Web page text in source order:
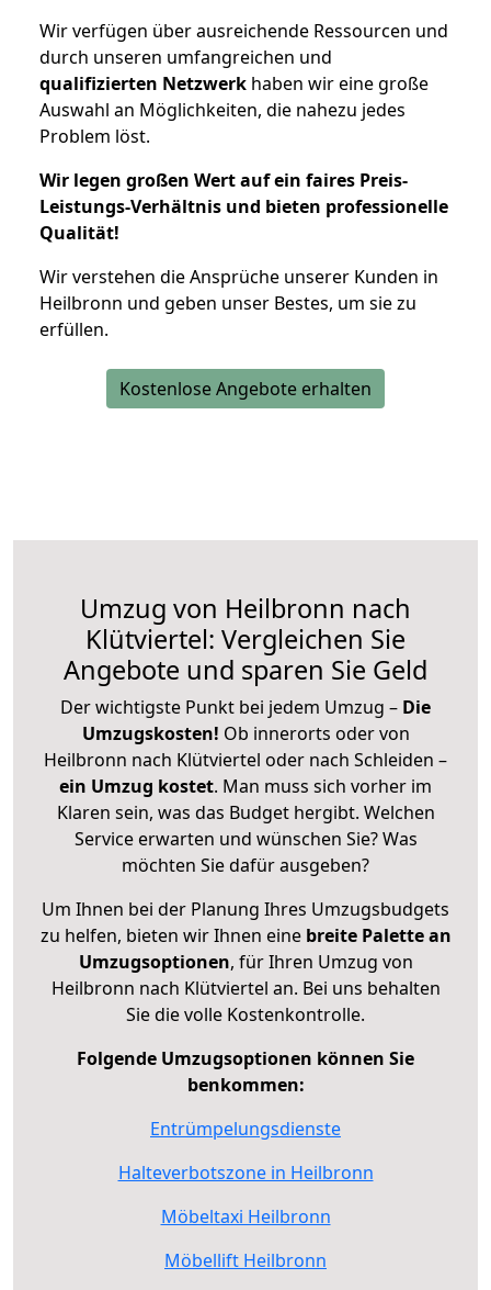
Wir verfügen über ausreichende Ressourcen und
durch unseren umfangreichen und
qualifizierten Netzwerk haben wir eine große
Auswahl an Möglichkeiten, die nahezu jedes
Problem löst.
Wir legen großen Wert auf ein faires Preis-
Leistungs-Verhältnis und bieten professionelle
Qualität!
Wir verstehen die Ansprüche unserer Kunden in
Heilbronn und geben unser Bestes, um sie zu
erfüllen.
Kostenlose Angebote erhalten
Umzug von Heilbronn nach
Klütviertel: Vergleichen Sie
Angebote und sparen Sie Geld
Der wichtigste Punkt bei jedem Umzug – Die
Umzugskosten! Ob innerorts oder von
Heilbronn nach Klütviertel oder nach Schleiden –
ein Umzug kostet. Man muss sich vorher im
Klaren sein, was das Budget hergibt. Welchen
Service erwarten und wünschen Sie? Was
möchten Sie dafür ausgeben?
Um Ihnen bei der Planung Ihres Umzugsbudgets
zu helfen, bieten wir Ihnen eine breite Palette an
Umzugsoptionen, für Ihren Umzug von
Heilbronn nach Klütviertel an. Bei uns behalten
Sie die volle Kostenkontrolle.
Folgende Umzugsoptionen können Sie
benkommen:
Entrümpelungsdienste
Halteverbotszone in Heilbronn
Möbeltaxi Heilbronn
Möbellift Heilbronn